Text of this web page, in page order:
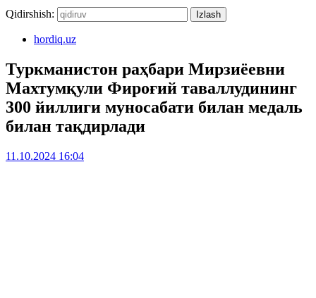
Qidirshish:
hordiq.uz
Туркманистон раҳбари Мирзиёевни
Махтумқули Фироғий таваллудининг
300 йиллиги муносабати билан медаль
билан тақдирлади
11.10.2024 16:04